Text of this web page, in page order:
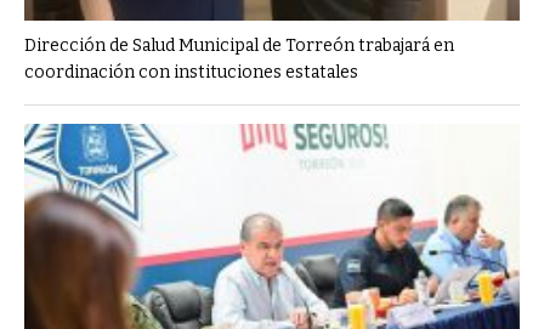
Dirección de Salud Municipal de Torreón trabajará en
coordinación con instituciones estatales